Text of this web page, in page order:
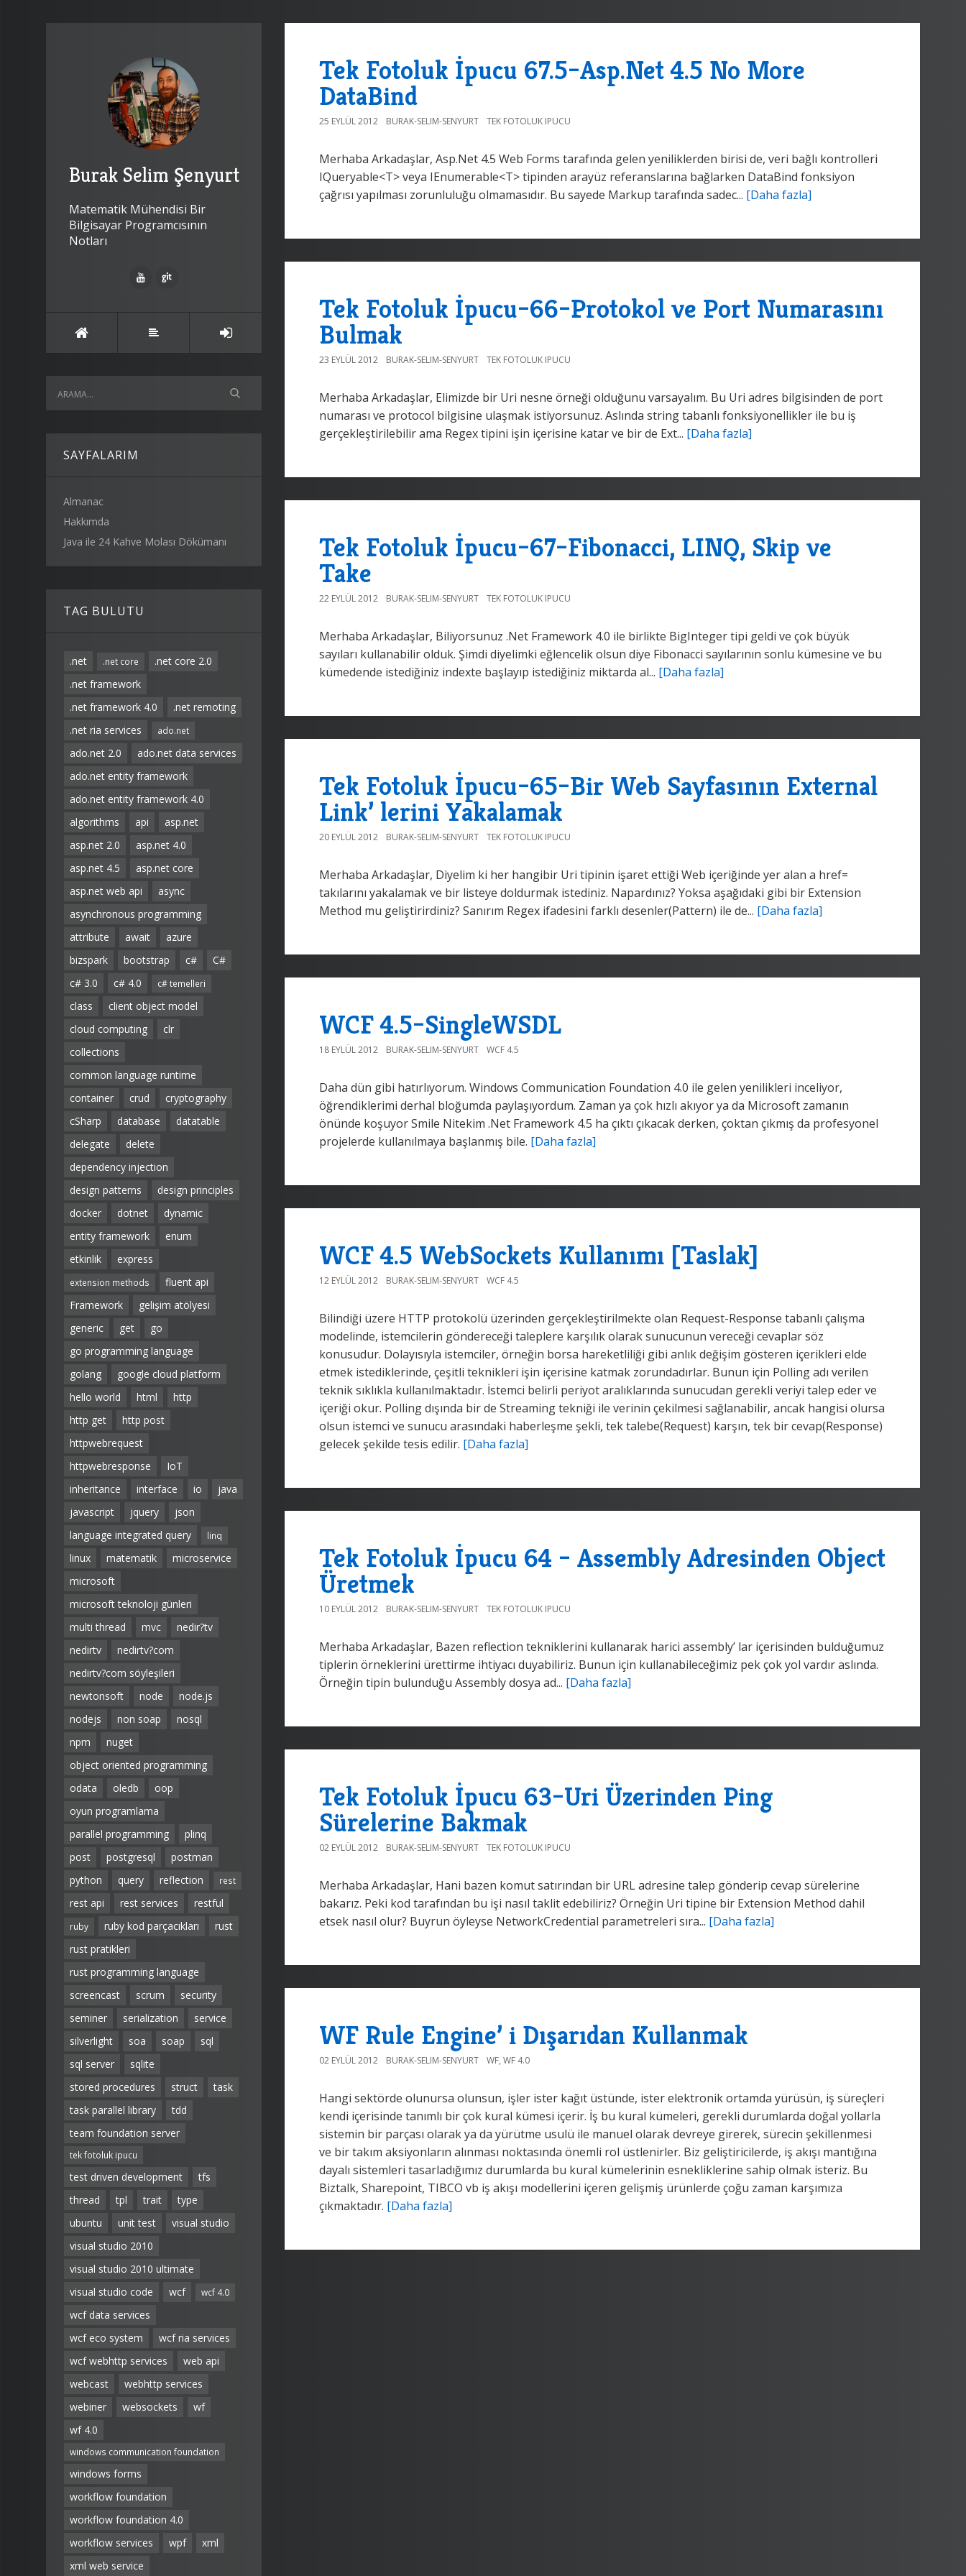
Burak Selim Şenyurt
Matematik Mühendisi Bir
Bilgisayar Programcısının
Notları
SAYFALARIM
Almanac
Hakkımda
Java ile 24 Kahve Molası Dökümanı
TAG BULUTU
.net .net core
.net core 2.0
.net framework
.net framework 4.0
.net remoting
.net ria services
ado.net
ado.net 2.0
ado.net data services
ado.net entity framework
ado.net entity framework 4.0
algorithms
api
asp.net
asp.net 2.0
asp.net 4.0
asp.net 4.5
asp.net core
asp.net web api
async
asynchronous programming
attribute
await
azure
bizspark
bootstrap c#
C#
c# 3.0
c# 4.0 c# temelleri
class
client object model
cloud computing
clr
collections
common language runtime
container
crud
cryptography
cSharp
database
datatable
delegate
delete
dependency injection
design patterns
design principles
docker
dotnet
dynamic
entity framework
enum
etkinlik
express
extension methods
fluent api
Framework
gelişim atölyesi
generic
get
go
go programming language
golang
google cloud platform
hello world
html
http
http get
http post
httpwebrequest
httpwebresponse
IoT
inheritance
interface io
java
javascript
jquery
json
language integrated query
linq
linux matematik
microservice
microsoft
microsoft teknoloji günleri
multi thread
mvc
nedir?tv
nedirtv
nedirtv?com
nedirtv?com söyleşileri
newtonsoft
node
node.js
nodejs
non soap
nosql
npm
nuget
object oriented programming
odata
oledb
oop
oyun programlama
parallel programming
plinq
post
postgresql
postman
python
query reflection rest
rest api rest services restful
ruby ruby kod parçacıkları
rust
rust pratikleri
rust programming language
screencast
scrum
security
seminer
serialization
service
silverlight
soa soap
sql
sql server
sqlite
stored procedures
struct
task
task parallel library
tdd
team foundation server
tek fotoluk ipucu
test driven development
tfs
thread
tpl trait
type
ubuntu
unit test
visual studio
visual studio 2010
visual studio 2010 ultimate
visual studio code
wcf wcf 4.0
wcf data services
wcf eco system
wcf ria services
wcf webhttp services
web api
webcast
webhttp services
webiner
websockets
wf
wf 4.0
windows communication foundation
windows forms
workflow foundation
workflow foundation 4.0
workflow services
wpf
xml
xml web service
Tek Fotoluk İpucu 67.5–Asp.Net 4.5 No More
DataBind
25 EYLÜL 2012 BURAK-SELIM-SENYURT TEK FOTOLUK IPUCU
Merhaba Arkadaşlar, Asp.Net 4.5 Web Forms tarafında gelen yeniliklerden birisi de, veri bağlı kontrolleri
IQueryable<T> veya IEnumerable<T> tipinden arayüz referanslarına bağlarken DataBind fonksiyon
çağrısı yapılması zorunluluğu olmamasıdır. Bu sayede Markup tarafında sadec... [Daha fazla]
Tek Fotoluk İpucu–66–Protokol ve Port Numarasını
Bulmak
23 EYLÜL 2012 BURAK-SELIM-SENYURT TEK FOTOLUK IPUCU
Merhaba Arkadaşlar, Elimizde bir Uri nesne örneği olduğunu varsayalım. Bu Uri adres bilgisinden de port
numarası ve protocol bilgisine ulaşmak istiyorsunuz. Aslında string tabanlı fonksiyonellikler ile bu iş
gerçekleştirilebilir ama Regex tipini işin içerisine katar ve bir de Ext... [Daha fazla]
Tek Fotoluk İpucu–67–Fibonacci, LINQ, Skip ve
Take
22 EYLÜL 2012 BURAK-SELIM-SENYURT TEK FOTOLUK IPUCU
Merhaba Arkadaşlar, Biliyorsunuz .Net Framework 4.0 ile birlikte BigInteger tipi geldi ve çok büyük
sayıları kullanabilir olduk. Şimdi diyelimki eğlencelik olsun diye Fibonacci sayılarının sonlu kümesine ve bu
kümedende istediğiniz indexte başlayıp istediğiniz miktarda al... [Daha fazla]
Tek Fotoluk İpucu–65–Bir Web Sayfasının External
Link’ lerini Yakalamak
20 EYLÜL 2012 BURAK-SELIM-SENYURT TEK FOTOLUK IPUCU
Merhaba Arkadaşlar, Diyelim ki her hangibir Uri tipinin işaret ettiği Web içeriğinde yer alan a href=
takılarını yakalamak ve bir listeye doldurmak istediniz. Napardınız? Yoksa aşağıdaki gibi bir Extension
Method mu geliştirirdiniz? Sanırım Regex ifadesini farklı desenler(Pattern) ile de... [Daha fazla]
WCF 4.5–SingleWSDL
18 EYLÜL 2012 BURAK-SELIM-SENYURT WCF 4.5
Daha dün gibi hatırlıyorum. Windows Communication Foundation 4.0 ile gelen yenilikleri inceliyor,
öğrendiklerimi derhal bloğumda paylaşıyordum. Zaman ya çok hızlı akıyor ya da Microsoft zamanın
önünde koşuyor Smile Nitekim .Net Framework 4.5 ha çıktı çıkacak derken, çoktan çıkmış da profesyonel
projelerde kullanılmaya başlanmış bile. [Daha fazla]
WCF 4.5 WebSockets Kullanımı [Taslak]
12 EYLÜL 2012 BURAK-SELIM-SENYURT WCF 4.5
Bilindiği üzere HTTP protokolü üzerinden gerçekleştirilmekte olan Request-Response tabanlı çalışma
modelinde, istemcilerin göndereceği taleplere karşılık olarak sunucunun vereceği cevaplar söz
konusudur. Dolayısıyla istemciler, örneğin borsa hareketliliği gibi anlık değişim gösteren içerikleri elde
etmek istediklerinde, çeşitli teknikleri işin içerisine katmak zorundadırlar. Bunun için Polling adı verilen
teknik sıklıkla kullanılmaktadır. İstemci belirli periyot aralıklarında sunucudan gerekli veriyi talep eder ve
içeriği okur. Polling dışında bir de Streaming tekniği ile verinin çekilmesi sağlanabilir, ancak hangisi olursa
olsun istemci ve sunucu arasındaki haberleşme şekli, tek talebe(Request) karşın, tek bir cevap(Response)
gelecek şekilde tesis edilir. [Daha fazla]
Tek Fotoluk İpucu 64 – Assembly Adresinden Object
Üretmek
10 EYLÜL 2012 BURAK-SELIM-SENYURT TEK FOTOLUK IPUCU
Merhaba Arkadaşlar, Bazen reflection tekniklerini kullanarak harici assembly’ lar içerisinden bulduğumuz
tiplerin örneklerini ürettirme ihtiyacı duyabiliriz. Bunun için kullanabileceğimiz pek çok yol vardır aslında.
Örneğin tipin bulunduğu Assembly dosya ad... [Daha fazla]
Tek Fotoluk İpucu 63–Uri Üzerinden Ping
Sürelerine Bakmak
02 EYLÜL 2012 BURAK-SELIM-SENYURT TEK FOTOLUK IPUCU
Merhaba Arkadaşlar, Hani bazen komut satırından bir URL adresine talep gönderip cevap sürelerine
bakarız. Peki kod tarafından bu işi nasıl taklit edebiliriz? Örneğin Uri tipine bir Extension Method dahil
etsek nasıl olur? Buyrun öyleyse NetworkCredential parametreleri sıra... [Daha fazla]
WF Rule Engine’ i Dışarıdan Kullanmak
02 EYLÜL 2012 BURAK-SELIM-SENYURT WF, WF 4.0
Hangi sektörde olunursa olunsun, işler ister kağıt üstünde, ister elektronik ortamda yürüsün, iş süreçleri
kendi içerisinde tanımlı bir çok kural kümesi içerir. İş bu kural kümeleri, gerekli durumlarda doğal yollarla
sistemin bir parçası olarak ya da yürütme usulü ile manuel olarak devreye girerek, sürecin şekillenmesi
ve bir takım aksiyonların alınması noktasında önemli rol üstlenirler. Biz geliştiricilerde, iş akışı mantığına
dayalı sistemleri tasarladığımız durumlarda bu kural kümelerinin esnekliklerine sahip olmak isteriz. Bu
Biztalk, Sharepoint, TIBCO vb iş akışı modellerini içeren gelişmiş ürünlerde çoğu zaman karşımıza
çıkmaktadır. [Daha fazla]